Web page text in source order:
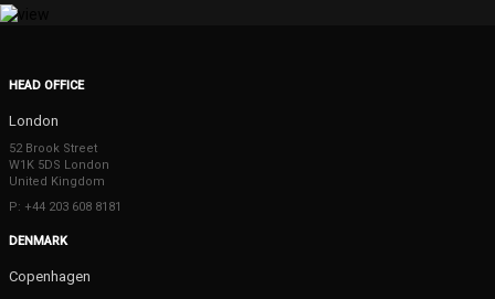
HEAD OFFICE
London
52 Brook Street
W1K 5DS London
United Kingdom
P: +44 203 608 8181
DENMARK
Copenhagen